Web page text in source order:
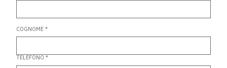
COGNOME *
TELEFONO *